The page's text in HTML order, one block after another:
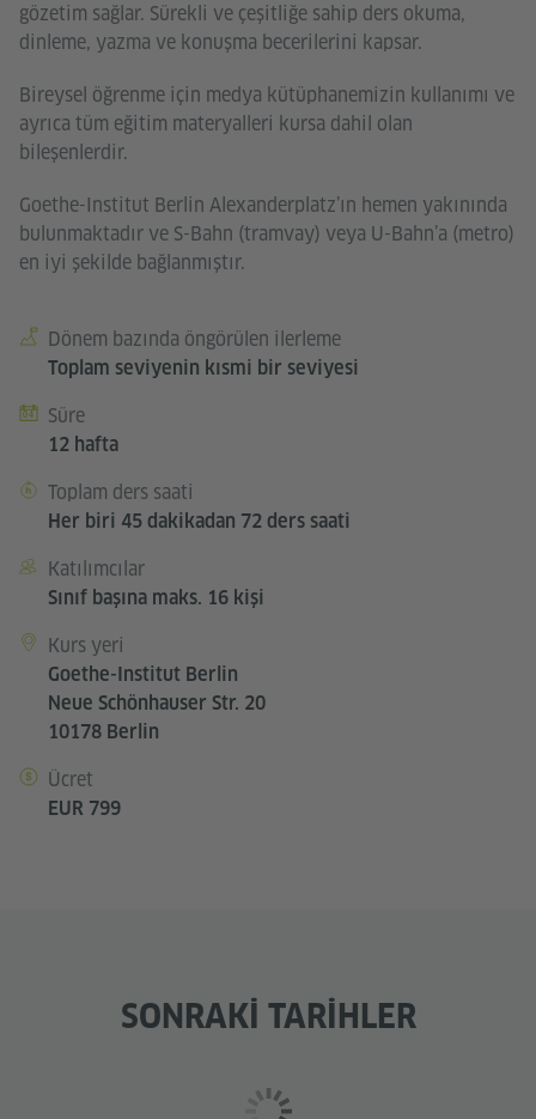
gözetim sağlar. Sürekli ve çeşitliğe sahip ders okuma,
dinleme, yazma ve konuşma becerilerini kapsar.
Bireysel öğrenme için medya kütüphanemizin kullanımı ve
ayrıca tüm eğitim materyalleri kursa dahil olan
bileşenlerdir.
Goethe-Institut Berlin Alexanderplatz’ın hemen yakınında
bulunmaktadır ve S-Bahn (tramvay) veya U-Bahn’a (metro)
en iyi şekilde bağlanmıştır.
Kursdetails
Dönem bazında öngörülen ilerleme
Toplam seviyenin kısmi bir seviyesi
Süre
12 hafta
Toplam ders saati
Her biri 45 dakikadan 72 ders saati
Katılımcılar
Sınıf başına maks. 16 kişi
Kurs yeri
Goethe-Institut Berlin
Neue Schönhauser Str. 20
10178 Berlin
Ücret
EUR 799
SONRAKI TARIHLER